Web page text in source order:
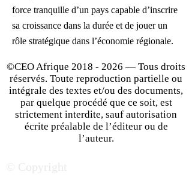
force tranquille d’un pays capable d’inscrire
sa croissance dans la durée et de jouer un
rôle stratégique dans l’économie régionale.
©CEO Afrique 2018 - 2026 — Tous droits
réservés. Toute reproduction partielle ou
intégrale des textes et/ou des documents,
par quelque procédé que ce soit, est
strictement interdite, sauf autorisation
écrite préalable de l’éditeur ou de
l’auteur.
© Copyright